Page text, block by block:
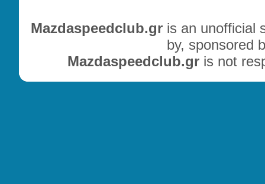
Mazdaspeedclub.gris an unofficial
by, sponsored
Mazdaspeedclub.gris not